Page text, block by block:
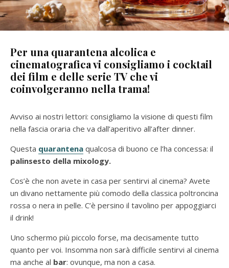
Per una quarantena alcolica e
cinematografica vi consigliamo i cocktail
dei film e delle serie TV che vi
coinvolgeranno nella trama!
Avviso ai nostri lettori: consigliamo la visione di questi film
nella fascia oraria che va dall’aperitivo all’after dinner.
Questa quarantena qualcosa di buono ce l’ha concessa: il
palinsesto della mixology.
Cos’è che non avete in casa per sentirvi al cinema? Avete
un divano nettamente più comodo della classica poltroncina
rossa o nera in pelle. C’è persino il tavolino per appoggiarci
il drink!
Uno schermo più piccolo forse, ma decisamente tutto
quanto per voi. Insomma non sarà difficile sentirvi al cinema
ma anche al bar: ovunque, ma non a casa.